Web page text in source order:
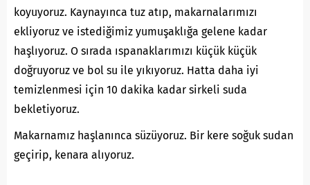
koyuyoruz. Kaynayınca tuz atıp, makarnalarımızı
ekliyoruz ve istediğimiz yumuşaklığa gelene kadar
haşlıyoruz. O sırada ıspanaklarımızı küçük küçük
doğruyoruz ve bol su ile yıkıyoruz. Hatta daha iyi
temizlenmesi için 10 dakika kadar sirkeli suda
bekletiyoruz.
Makarnamız haşlanınca süzüyoruz. Bir kere soğuk sudan
geçirip, kenara alıyoruz.